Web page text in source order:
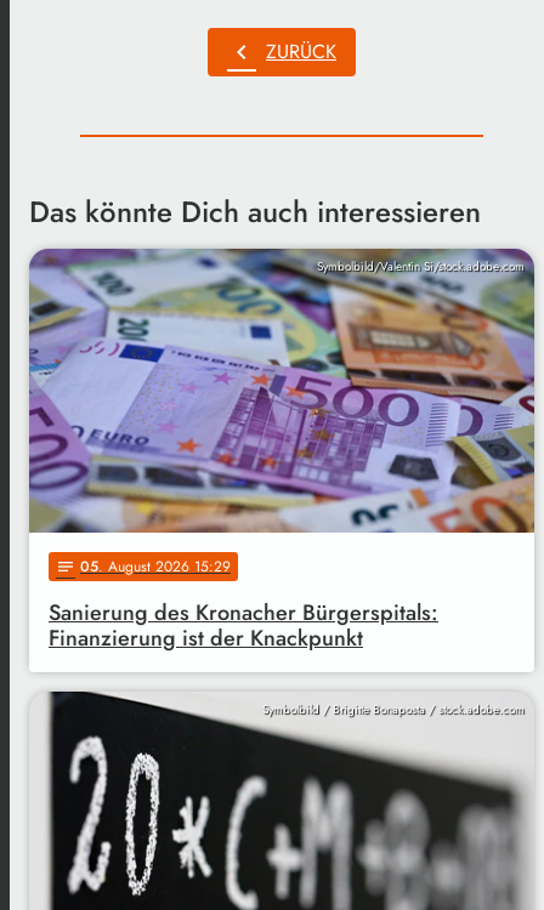
chevron_left ZURÜCK
Das könnte Dich auch interessieren
Symbolbild/Valentin Si/stock.adobe.com
notes 05. August 2026 15:29
Sanierung des Kronacher Bürgerspitals:
Finanzierung ist der Knackpunkt
Symbolbild / Brigitte Bonaposta / stock.adobe.com